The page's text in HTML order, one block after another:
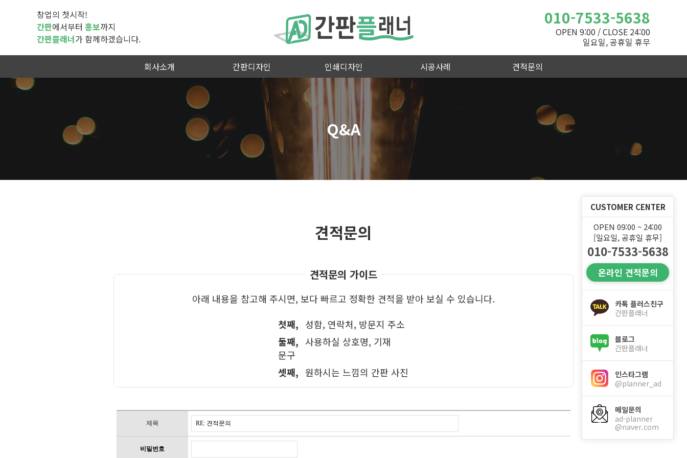
010-7533-5638
OPEN 9:00 / CLOSE 24:00
일요일, 공휴일 휴무
창업의 첫시작!
간판에서부터 홍보까지
간판플래너가 함께하겠습니다.
회사소개 간판디자인 인쇄디자인 시공사례 견적문의
CUSTOMER CENTER
OPEN 09:00 ~ 24:00
[일요일, 공휴일 휴무]
010-7533-5638
온라인 견적문의
카톡 플러스친구
간판플래너
블로그
간판플래너
인스타그램
@planner_ad
메일문의
ad-planner
@naver.com
견적문의
견적문의 가이드
아래 내용을 참고해 주시면, 보다 빠르고 정확한 견적을 받아 보실 수 있습니다.
첫째, 성함, 연락처, 방문지 주소
둘째, 사용하실 상호명, 기재
문구
셋째, 원하시는 느낌의 간판 사진
제목
비밀번호